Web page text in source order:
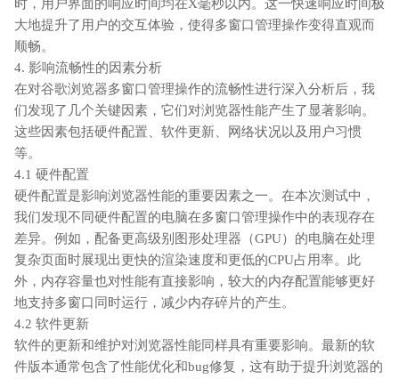
时，用户界面的响应时间均在X毫秒以内。这一快速响应时间极
大地提升了用户的交互体验，使得多窗口管理操作变得直观而
顺畅。
4. 影响流畅性的因素分析
在对谷歌浏览器多窗口管理操作的流畅性进行深入分析后，我
们发现了几个关键因素，它们对浏览器性能产生了显著影响。
这些因素包括硬件配置、软件更新、网络状况以及用户习惯
等。
4.1 硬件配置
硬件配置是影响浏览器性能的重要因素之一。在本次测试中，
我们发现不同硬件配置的电脑在多窗口管理操作中的表现存在
差异。例如，配备更高级别图形处理器（GPU）的电脑在处理
复杂页面时展现出更快的渲染速度和更低的CPU占用率。此
外，内存容量也对性能有直接影响，较大的内存配置能够更好
地支持多窗口同时运行，减少内存碎片的产生。
4.2 软件更新
软件的更新和维护对浏览器性能同样具有重要影响。最新的软
件版本通常包含了性能优化和bug修复，这有助于提升浏览器的